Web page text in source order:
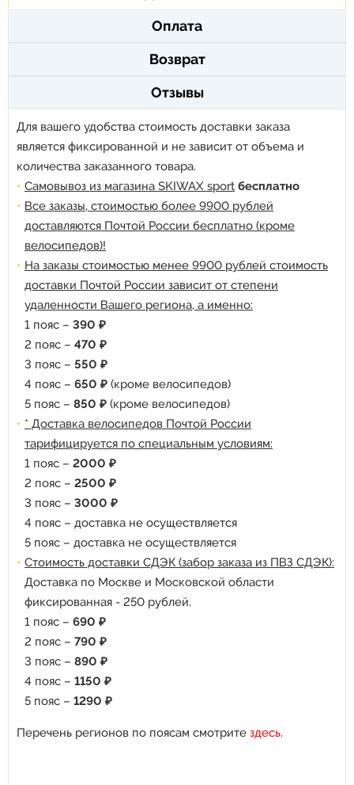
Оплата
Возврат
Отзывы
Для вашего удобства стоимость доставки заказа
является фиксированной и не зависит от объема и
количества заказанного товара.
Самовывоз из магазина SKIWAX sport бесплатно
Все заказы, стоимостью более 9900 рублей
доставляются Почтой России бесплатно (кроме
велосипедов)!
На заказы стоимостью менее 9900 рублей стоимость
доставки Почтой России зависит от степени
удаленности Вашего региона, а именно:
1 пояс – 390 ₽
2 пояс – 470 ₽
3 пояс – 550 ₽
4 пояс – 650 ₽ (кроме велосипедов)
5 пояс – 850 ₽ (кроме велосипедов)
* Доставка велосипедов Почтой России
тарифицируется по специальным условиям:
1 пояс – 2000 ₽
2 пояс – 2500 ₽
3 пояс – 3000 ₽
4 пояс – доставка не осуществляется
5 пояс – доставка не осуществляется
Стоимость доставки СДЭК (забор заказа из ПВЗ СДЭК):
Доставка по Москве и Московской области
фиксированная - 250 рублей.
1 пояс – 690 ₽
2 пояс – 790 ₽
3 пояс – 890 ₽
4 пояс – 1150 ₽
5 пояс – 1290 ₽
Перечень регионов по поясам смотрите здесь.